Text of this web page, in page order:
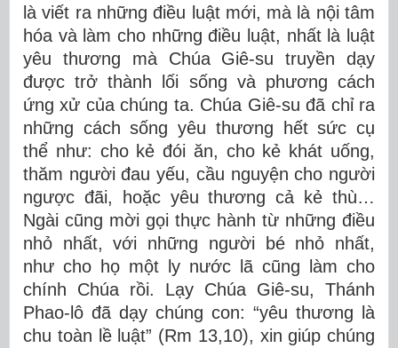
là viết ra những điều luật mới, mà là nội tâm
hóa và làm cho những điều luật, nhất là luật
yêu thương mà Chúa Giê-su truyền dạy
được trở thành lối sống và phương cách
ứng xử của chúng ta. Chúa Giê-su đã chỉ ra
những cách sống yêu thương hết sức cụ
thể như: cho kẻ đói ăn, cho kẻ khát uống,
thăm người đau yếu, cầu nguyện cho người
ngược đãi, hoặc yêu thương cả kẻ thù…
Ngài cũng mời gọi thực hành từ những điều
nhỏ nhất, với những người bé nhỏ nhất,
như cho họ một ly nước lã cũng làm cho
chính Chúa rồi. Lạy Chúa Giê-su, Thánh
Phao-lô đã dạy chúng con: “yêu thương là
chu toàn lề luật” (Rm 13,10), xin giúp chúng